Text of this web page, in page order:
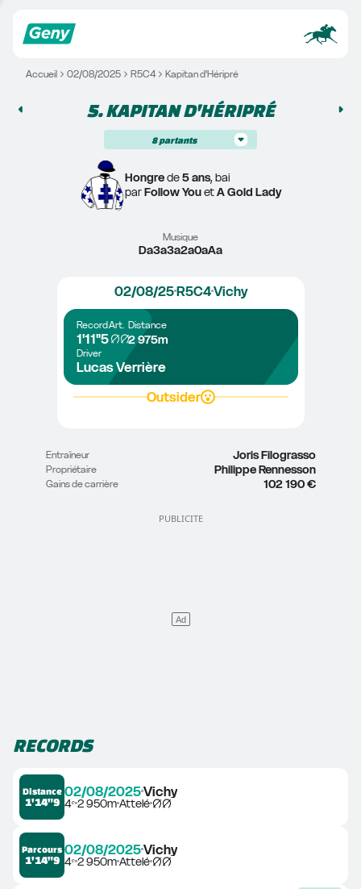
Accueil 02/08/2025 R5C4 Kapitan d'Héripré
5. KAPITAN D'HÉRIPRÉ
8 partants
Hongre de 5 ans, bai
par Follow You et A Gold Lady
Musique
Da3a3a2a0aAa
02/08/25R5C4Vichy
Record
1'11"5
Art. Distance
2 975m
Driver
Lucas Verrière
Outsider
Entraîneur Joris Filograsso
Propriétaire Philippe Rennesson
Gains de carrière 102 190 €
RECORDS
Distance
1'14"9
02/08/2025Vichy
4ᵉ2 950mAttelé
Parcours
1'14"9
02/08/2025Vichy
4ᵉ2 950mAttelé